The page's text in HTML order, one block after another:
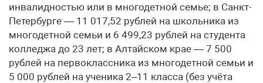
инвалидностью или в многодетной семье; в Санкт-
Петербурге — 11 017,52 рублей на школьника из
многодетной семьи и 6 499,23 рублей на студента
колледжа до 23 лет; в Алтайском крае — 7 500
рублей на первоклассника из многодетной семьи и
5 000 рублей на ученика 2–11 класса (без учёта